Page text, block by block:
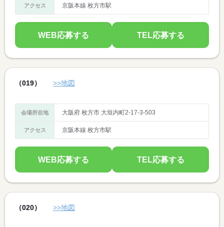
アクセス 京阪本線 枚方市駅
WEB応募する TEL応募する
（019） >>地図
会場所在地 大阪府 枚方市 大垣内町2-17-3-503
アクセス 京阪本線 枚方市駅
WEB応募する TEL応募する
（020） >>地図